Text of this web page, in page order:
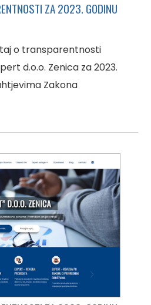
ZA 2023. GODINU
o transparentnosti
d.o.o. Zenica za 2023.
Zakona